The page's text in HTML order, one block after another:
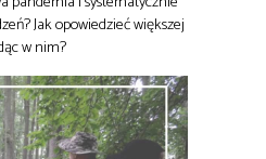
Jak opowiedzieć większej
w nim?